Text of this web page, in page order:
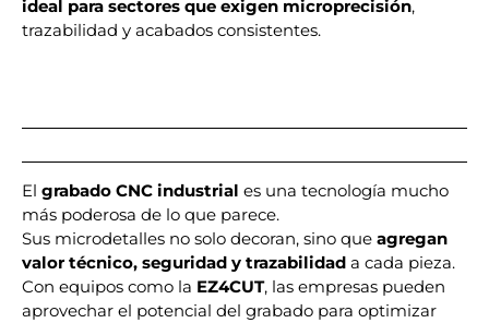
ideal para sectores que exigen microprecisión,
trazabilidad y acabados consistentes.
El grabado CNC industrial es una tecnología mucho
más poderosa de lo que parece.
Sus microdetalles no solo decoran, sino que agregan
valor técnico, seguridad y trazabilidad a cada pieza.
Con equipos como la EZ4CUT, las empresas pueden
aprovechar el potencial del grabado para optimizar